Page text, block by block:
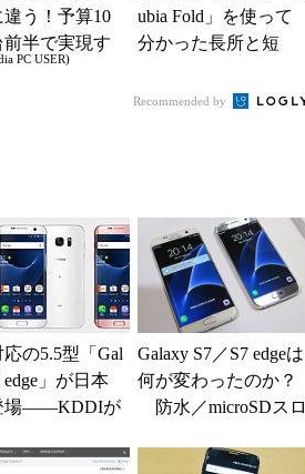
違う！予算10
前半で実現す
ライフ
PC USER)
ubia Fold」を使って
分かった長所と短
格破壊をもたら...
Recommended by
応の5.5型「Gal
edge」が日本
場――KDDIが
Galaxy S7／S7 edgeは
何が変わったのか？
防水／microSDスロ